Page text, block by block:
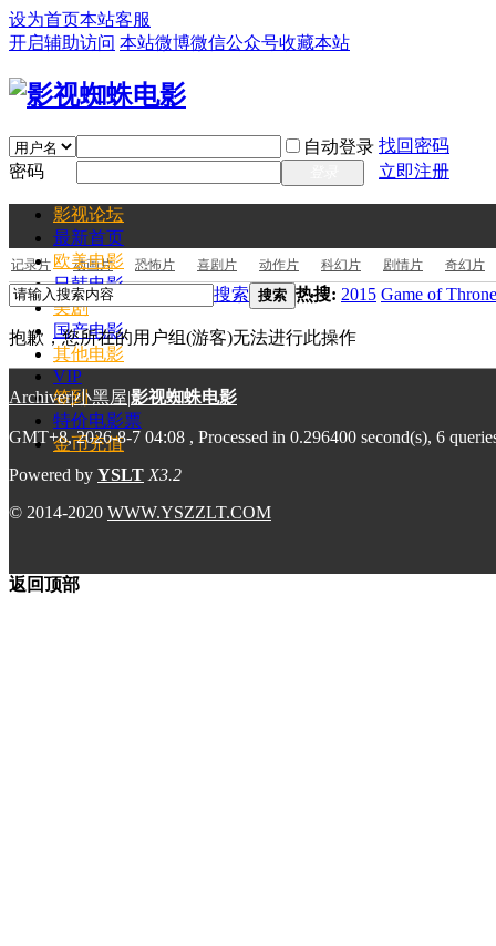
设为首页本站客服
开启辅助访问 本站微博微信公众号收藏本站
自动登录 找回密码
密码
立即注册
影视论坛
最新首页
欧美电影
日韩电影
美剧
国产电影
其他电影
VIP
签到
特价电影票
金币充值
记录片 动画片 恐怖片 喜剧片 动作片 科幻片 剧情片 奇幻片
搜索 搜索 热搜: 2015 Game of
抱歉，您所在的用户组(游客)无法进行此操作
Archiver|小黑屋|影视蜘蛛电影
GMT+8, 2026-8-7 04:08 , Processed in 0.296400 second(s), 6
Powered by YSLT X3.2
© 2014-2020 WWW.YSZZLT.COM
返回顶部